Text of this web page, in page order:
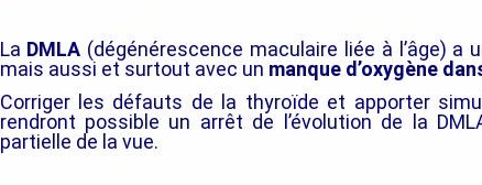
La DMLA (dégénérescence maculaire liée à l’âge) a
mais aussi et surtout avec un manque d’oxygène
Corriger les défauts de la thyroïde et apporter
rendront possible un arrêt de l’évolution de la
partielle de la vue.